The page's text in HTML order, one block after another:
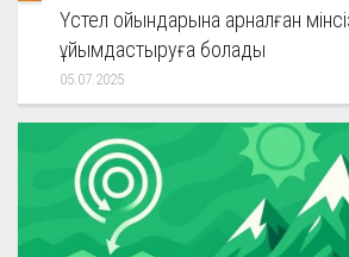
Үстел ойындарына арналған
ұйымдастыруға болады
05.07.2025